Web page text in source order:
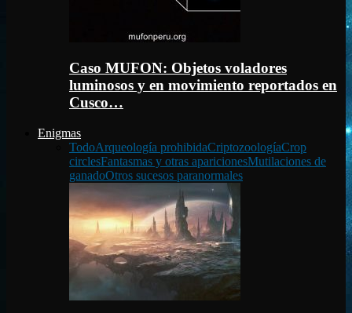
Caso MUFON: Objetos voladores
luminosos y en movimiento reportados en
Cusco…
Enigmas
TodoArqueología prohibidaCriptozoologíaCrop
circlesFantasmas y otras aparicionesMutilaciones de
ganadoOtros sucesos paranormales